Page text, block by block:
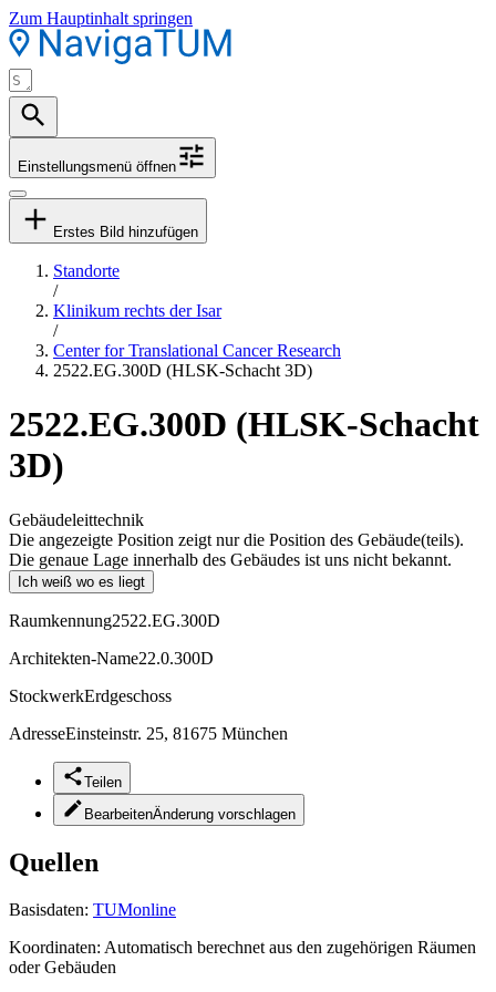
Zum Hauptinhalt springen
Einstellungsmenü öffnen
Erstes Bild hinzufügen
Standorte
/
Klinikum rechts der Isar
/
Center for Translational Cancer Research
2522.EG.300D (HLSK-Schacht 3D)
2522.EG.300D (HLSK-Schacht
3D)
Gebäudeleittechnik
Die angezeigte Position zeigt nur die Position des Gebäude(teils).
Die genaue Lage innerhalb des Gebäudes ist uns nicht bekannt.
Ich weiß wo es liegt
Raumkennung2522.EG.300D
Architekten-Name22.0.300D
StockwerkErdgeschoss
AdresseEinsteinstr. 25, 81675 München
Teilen
BearbeitenÄnderung vorschlagen
Quellen
Basisdaten: TUMonline
Koordinaten: Automatisch berechnet aus den zugehörigen Räumen
oder Gebäuden